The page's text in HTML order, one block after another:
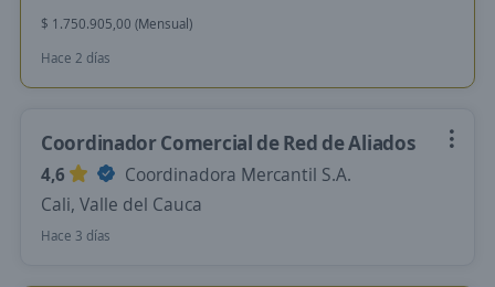
$ 1.750.905,00 (Mensual)
Hace 2 días
Coordinador Comercial de Red de Aliados
4,6
Coordinadora Mercantil S.A.
Cali, Valle del Cauca
Hace 3 días